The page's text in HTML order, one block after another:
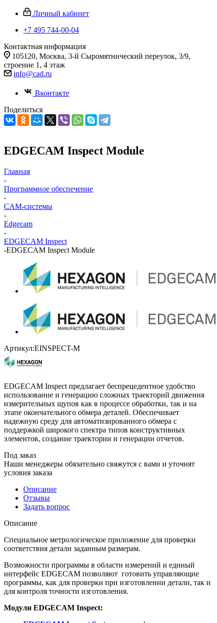
Личный кабинет
+7 495 744-00-04
Контактная информация
105120, Москва, 3-й Сыромятнический переулок, 3/9,
строение 1, 4 этаж
info@cad.ru
Вконтакте
Поделиться
EDGECAM Inspect Module
Главная
-
Программное обеспечение
-
CAM-системы
-
Edgecam
-
EDGECAM Inspect
-EDGECAM Inspect Module
Артикул:EINSPECT-M
EDGECAM Inspect предлагает беспрецедентное удобство
использование и генерацию сложных траекторий движения
измерительных щупов как в процессе обработки, так и на
этапе окончательного обмера деталей. Обеспечивает
надежную среду для автоматизированного обмера с
поддержкой широкого спектра типов конструктивных
элементов, создание траектории и генерации отчетов.
Под заказ
Наши менеджеры обязательно свяжутся с вами и уточнят
условия заказа
Описание
Отзывы
Задать вопрос
Описание
Специальное метрологическое приложение для проверки
соответствия детали заданным размерам.
Возможности программы в области измерений и единый
интерфейс EDGECAM позволяют готовить управляющие
программы, как для проверки при изготовлении детали, так и
для контроля точности изготовления.
Модули EDGECAM Inspect: